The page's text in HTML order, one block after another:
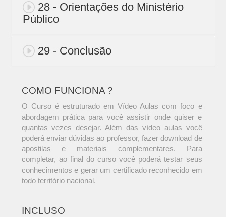
28 - Orientações do Ministério
Público
29 - Conclusão
COMO FUNCIONA ?
O Curso é estruturado em Vídeo Aulas com foco e
abordagem prática para você assistir onde quiser e
quantas vezes desejar. Além das vídeo aulas você
poderá enviar dúvidas ao professor, fazer download de
apostilas e materiais complementares. Para
completar, ao final do curso você poderá testar seus
conhecimentos e gerar um certificado reconhecido em
todo território nacional.
INCLUSO